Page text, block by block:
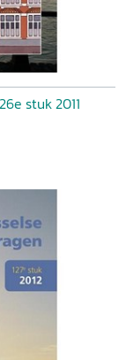
stuk 2011